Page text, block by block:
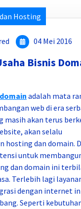
Hosting
04 Mei 2016
Bisnis
adalah mata
web di era
masih akan terus
akan selalu
hosting dan domain.
untuk
dan domain ini
Terlebih lagi
dengan internet
Seperti